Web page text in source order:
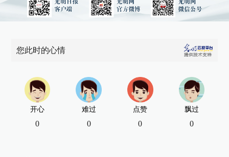
您此时的心情
开心
0
难过
0
点赞
0
飘过
0